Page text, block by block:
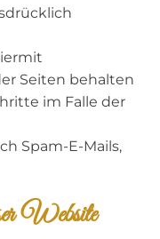
Seiten behalten
im Falle der
Spam-E-Mails,
Website